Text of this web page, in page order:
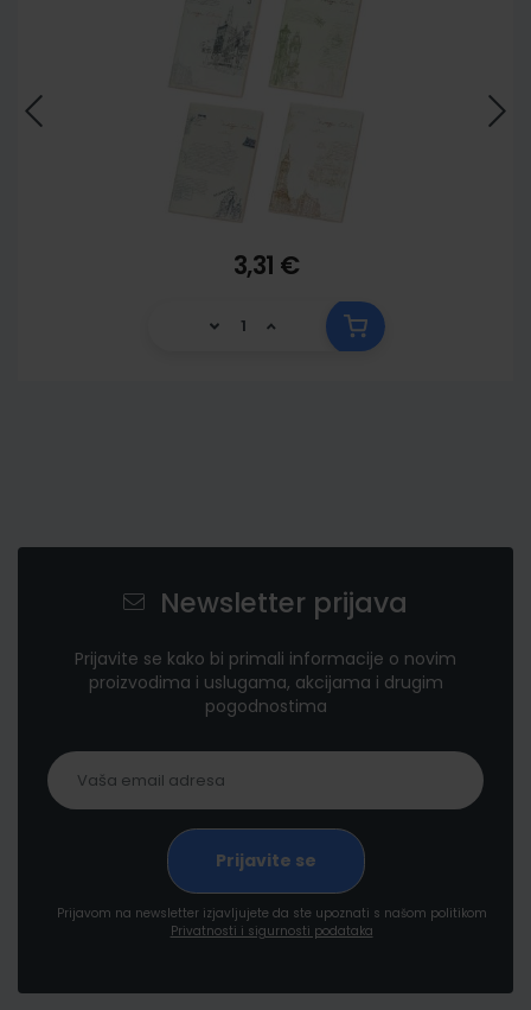
3,31 €
Newsletter prijava
Prijavite se kako bi primali informacije o novim
proizvodima i uslugama, akcijama i drugim
pogodnostima
Prijavom na newsletter izjavljujete da ste upoznati s našom politikom
Privatnosti i sigurnosti podataka